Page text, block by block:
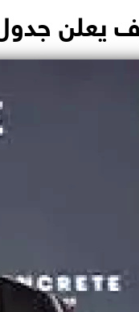
جدول